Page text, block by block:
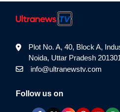
Plot No. A, 40, Block A,
Noida, Uttar Pradesh
info@ultranewstv.com
Follow us on